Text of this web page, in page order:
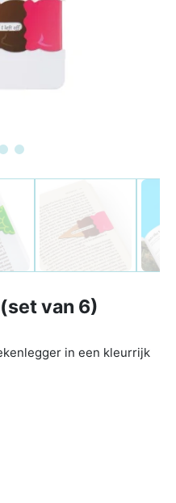
van 6)
in een kleurrijk